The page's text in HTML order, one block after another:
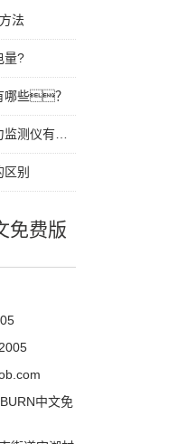
法
量?
哪些？
别
免费版
中文免